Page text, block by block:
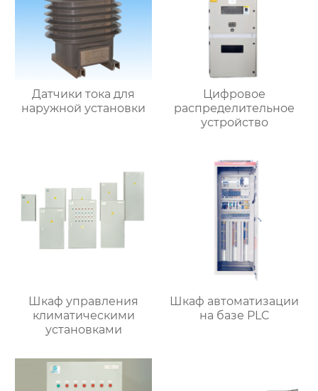
Датчики тока для
наружной установки
Цифровое
распределительное
устройство
Шкаф управления
климатическими
установками
Шкаф автоматизации
на базе PLC